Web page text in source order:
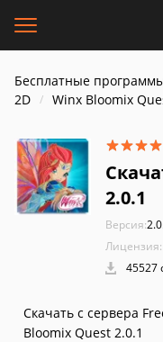
Бесплатные
2D
Winx Bloomix
2.0.1
Версия:
Лицензия:
45527
Скачать с сервера
Bloomix Quest 2.0.1